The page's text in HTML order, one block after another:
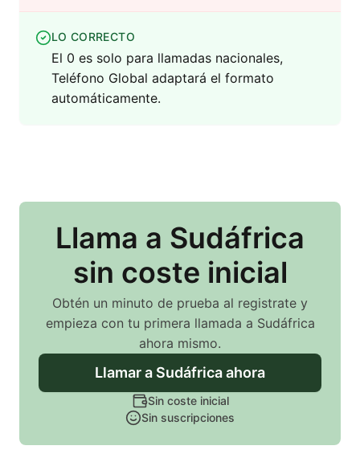
LO CORRECTO
El 0 es solo para llamadas nacionales,
Teléfono Global adaptará el formato
automáticamente.
Llama a Sudáfrica
sin coste inicial
Obtén un minuto de prueba al registrate y
empieza con tu primera llamada a Sudáfrica
ahora mismo.
Llamara Sudáfricaahora
Sin coste inicial
Sin suscripciones